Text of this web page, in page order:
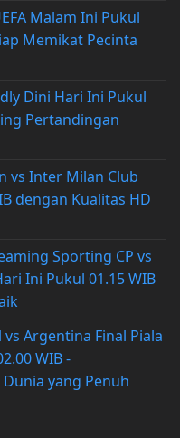
Malam Ini Pukul
Memikat Pecinta
Dini Hari Ini Pukul
Pertandingan
vs Inter Milan Club
dengan Kualitas HD
Sporting CP vs
Ini Pukul 01.15 WIB
Argentina Final Piala
WIB -
yang Penuh